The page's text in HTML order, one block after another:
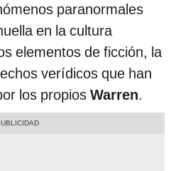
paranormales
en la cultura
elementos de ficción, la
verídicos que han
los propios Warren.